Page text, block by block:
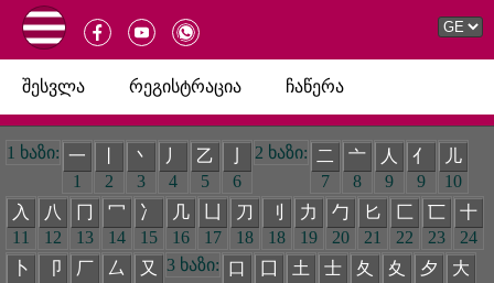
შესვლა რეგისტრაცია ჩაწერა
1 ხაზი: 一
1
2
丶
3
丿
4
乙
5
6
2 ხაზი:
二
7
亠
8
人
9
亻
9
儿
10
入
11
八
12
冂
13
冖
14
冫
15
几
16
17
刀
18
刂
18
力
19
勹
20
匕
21
匚
22
匸
23
十
24
卜
卩
厂
厶
又
3 ხაზი: 口
囗
土
士
夂
夊
夕
大